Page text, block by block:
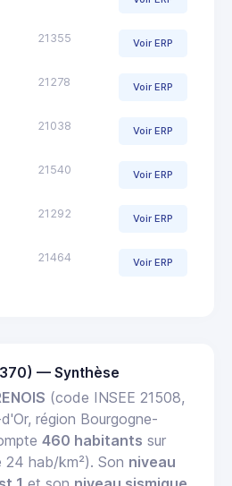
21355 Voir ERP
21278 Voir ERP
21038 Voir ERP
21540 Voir ERP
21292 Voir ERP
21464 Voir ERP
— Synthèse
(code INSEE 21508,
région Bourgogne-
460 habitants sur
24 hab/km²). Son niveau